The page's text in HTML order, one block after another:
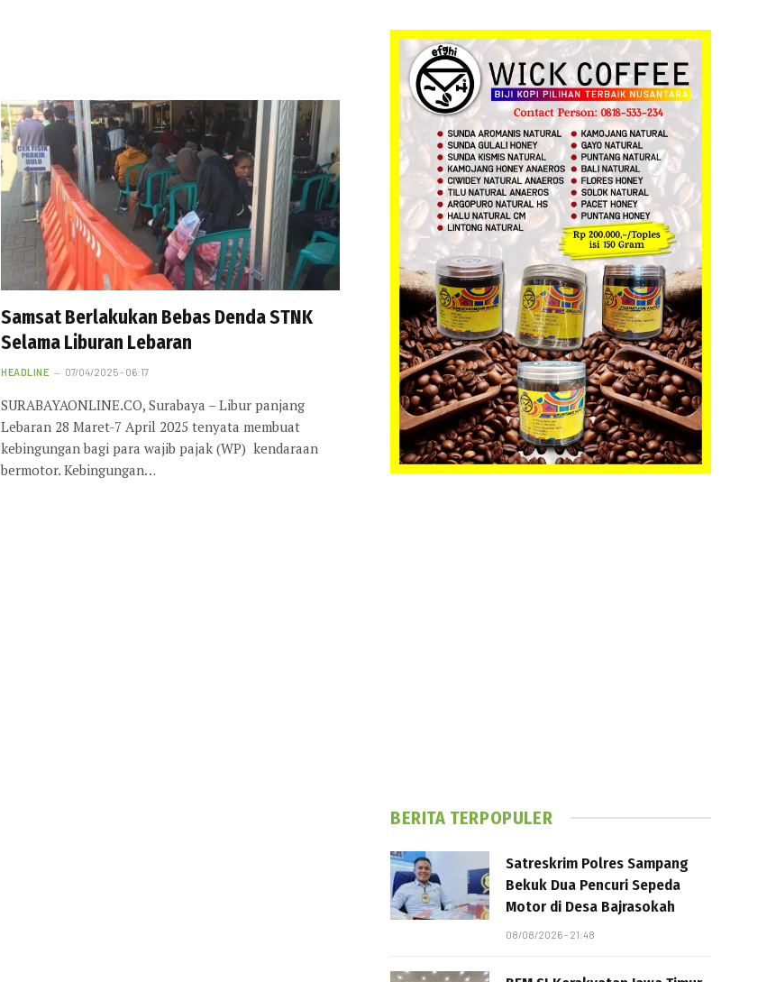
Samsat Berlakukan Bebas Denda STNK
Selama Liburan Lebaran
HEADLINE 07/04/2025 - 06:17
SURABAYAONLINE.CO, Surabaya – Libur panjang
Lebaran 28 Maret-7 April 2025 tenyata membuat
kebingungan bagi para wajib pajak (WP) kendaraan
bermotor. Kebingungan…
BERITA TERPOPULER
Satreskrim Polres Sampang
Bekuk Dua Pencuri Sepeda
Motor di Desa Bajrasokah
08/08/2026 - 21:48